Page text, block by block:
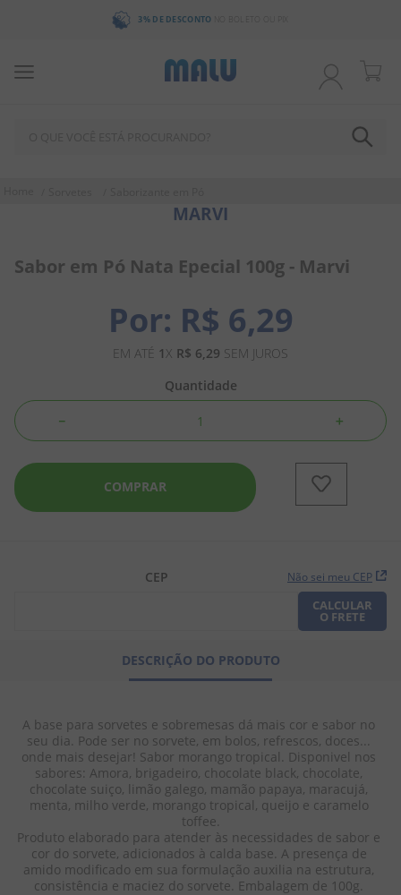
3% DE DESCONTO
MARVI
Sabor em Pó Nata Epecial 100g - Marvi
R$ 6,29
EM ATÉ 1X R$ 6,29 SEM JUROS
Quantidade
＋
－
COMPRAR
CEP Não sei meu CEP
CALCULAR
O FRETE
DESCRIÇÃO DO PRODUTO
A base para sorvetes e sobremesas dá mais cor e sabor no
seu dia. Pode ser no sorvete, em bolos, refrescos, doces...
onde mais desejar! Sabor morango tropical. Disponivel nos
sabores: Amora, brigadeiro, chocolate black, chocolate,
chocolate suiço, limão galego, mamão papaya, maracujá,
menta, milho verde, morango tropical, queijo e caramelo
toffee.
Produto elaborado para atender às necessidades de sabor e
cor do sorvete, adicionados à calda base. A presença de
amido modificado em sua formulação auxilia na estrutura,
consistência e maciez do sorvete. Embalagem de 100g.
1º
3º
pirulito
5º
amendoim
chiclete
7º
salgadinho
9º
biscoito
kit junina